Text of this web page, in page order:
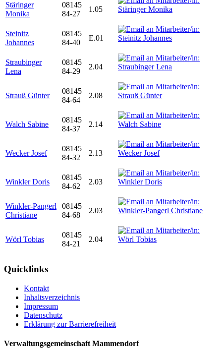
Stäringer
Monika
08145
84-27
1.05
Steinitz
Johannes
08145
84-40
E.01
Straubinger
Lena
08145
84-29
2.04
Strauß Günter
08145
84-64
2.08
Walch Sabine
08145
84-37
2.14
Wecker Josef
08145
84-32
2.13
Winkler Doris
08145
84-62
2.03
Winkler-Pangerl
Christiane
08145
84-68
2.03
Wörl Tobias
08145
84-21
2.04
Quicklinks
Kontakt
Inhaltsverzeichnis
Impressum
Datenschutz
Erklärung zur Barrierefreiheit
Verwaltungsgemeinschaft Mammendorf